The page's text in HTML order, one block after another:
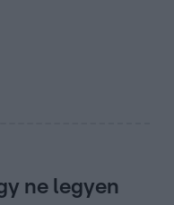
ne legyen